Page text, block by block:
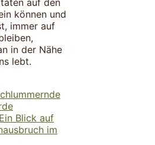
können und
immer auf
in der Nähe
lebt.
Blick auf
im